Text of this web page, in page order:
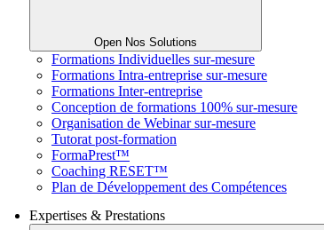
Open Nos Solutions
Formations Individuelles sur-mesure
Formations Intra-entreprise sur-mesure
Formations Inter-entreprise
Conception de formations 100% sur-mesure
Organisation de Webinar sur-mesure
Tutorat post-formation
FormaPrest™
Coaching RESET™
Plan de Développement des Compétences
Expertises & Prestations